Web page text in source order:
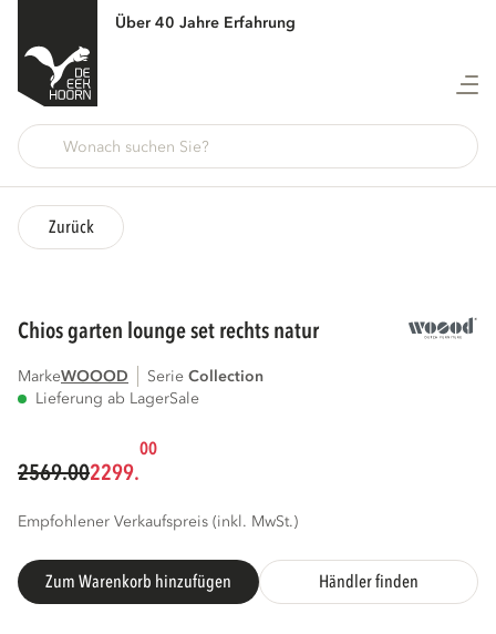
Über 40 Jahre Erfahrung
Zurück
chios garten lounge set rechts natur
MarkeWOOOD Serie
collection
Lieferung ab LagerSale
2569.002299.
00
Empfohlener Verkaufspreis (inkl. MwSt.)
Zum Warenkorb hinzufügen Händler finden